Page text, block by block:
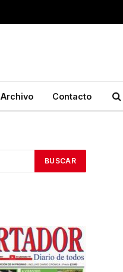
Archivo Contacto